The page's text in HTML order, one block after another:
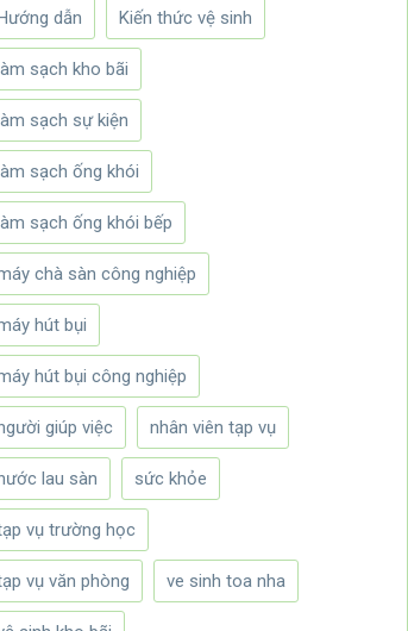
dẫn Kiến thức vệ sinh
sạch kho bãi
sạch sự kiện
sạch ống khói
sạch ống khói bếp
chà sàn công nghiệp
hút bụi
hút bụi công nghiệp
giúp việc nhân viên tạp vụ
lau sàn sức khỏe
vụ trường học
vụ văn phòng ve sinh toa nha